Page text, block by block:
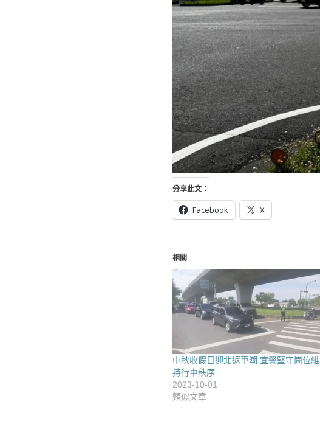
分享此文：
Facebook X
相關
中秋收假日迎北返車潮 宜警堅守崗位維
持行車秩序
2023-10-01
類似文章